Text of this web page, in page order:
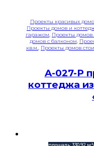
Проекты красивых
Проекты домов и
гаражом, Проекты домов
домов с балконом,
кв.м., Проекты домов
A-027-P
коттеджа
площадь: 330,92 м²